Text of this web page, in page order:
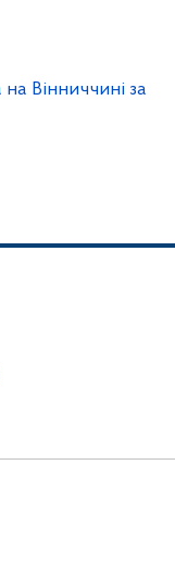
Вінниччині за